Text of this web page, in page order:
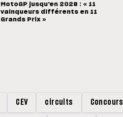
MotoGP jusqu'en 2028 : « 11
vainqueurs différents en 11
Grands Prix »
CEV circuits Concours